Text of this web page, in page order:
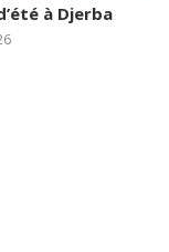
à Djerba